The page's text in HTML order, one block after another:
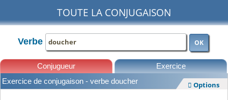
TOUTE LA CONJUGAISON
Verbe OK
Conjugueur Exercice
Exercice de conjugaison - verbe doucher  Options